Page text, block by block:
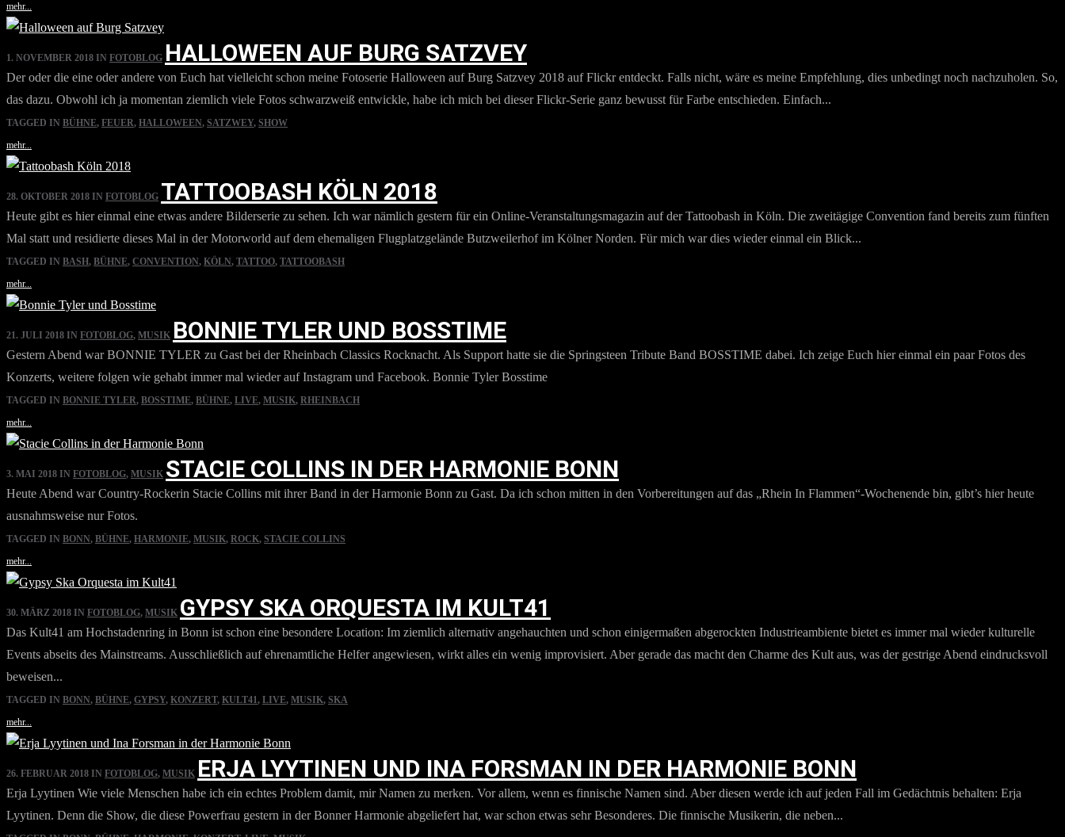
mehr...
1. NOVEMBER 2018 IN FOTOBLOG HALLOWEEN AUF BURG SATZVEY
Der oder die eine oder andere von Euch hat vielleicht schon meine Fotoserie Halloween auf Burg Satzvey 2018 auf Flickr entdeckt. Falls nicht, wäre es meine Empfehlung, dies unbedingt noch nachzuholen. So,
das dazu. Obwohl ich ja momentan ziemlich viele Fotos schwarzweiß entwickle, habe ich mich bei dieser Flickr-Serie ganz bewusst für Farbe entschieden. Einfach...
TAGGED IN BÜHNE, FEUER, HALLOWEEN, SATZWEY, SHOW
mehr...
28. OKTOBER 2018 IN FOTOBLOG TATTOOBASH KÖLN 2018
Heute gibt es hier einmal eine etwas andere Bilderserie zu sehen. Ich war nämlich gestern für ein Online-Veranstaltungsmagazin auf der Tattoobash in Köln. Die zweitägige Convention fand bereits zum fünften
Mal statt und residierte dieses Mal in der Motorworld auf dem ehemaligen Flugplatzgelände Butzweilerhof im Kölner Norden. Für mich war dies wieder einmal ein Blick...
TAGGED IN BASH, BÜHNE, CONVENTION, KÖLN, TATTOO, TATTOOBASH
mehr...
21. JULI 2018 IN FOTOBLOG, MUSIK BONNIE TYLER UND BOSSTIME
Gestern Abend war BONNIE TYLER zu Gast bei der Rheinbach Classics Rocknacht. Als Support hatte sie die Springsteen Tribute Band BOSSTIME dabei. Ich zeige Euch hier einmal ein paar Fotos des
Konzerts, weitere folgen wie gehabt immer mal wieder auf Instagram und Facebook. Bonnie Tyler Bosstime
TAGGED IN BONNIE TYLER, BOSSTIME, BÜHNE, LIVE, MUSIK, RHEINBACH
mehr...
3. MAI 2018 IN FOTOBLOG, MUSIK STACIE COLLINS IN DER HARMONIE BONN
Heute Abend war Country-Rockerin Stacie Collins mit ihrer Band in der Harmonie Bonn zu Gast. Da ich schon mitten in den Vorbereitungen auf das „Rhein In Flammen“-Wochenende bin, gibt’s hier heute
ausnahmsweise nur Fotos.
TAGGED IN BONN, BÜHNE, HARMONIE, MUSIK, ROCK, STACIE COLLINS
mehr...
30. MÄRZ 2018 IN FOTOBLOG, MUSIK GYPSY SKA ORQUESTA IM KULT41
Das Kult41 am Hochstadenring in Bonn ist schon eine besondere Location: Im ziemlich alternativ angehauchten und schon einigermaßen abgerockten Industrieambiente bietet es immer mal wieder kulturelle
Events abseits des Mainstreams. Ausschließlich auf ehrenamtliche Helfer angewiesen, wirkt alles ein wenig improvisiert. Aber gerade das macht den Charme des Kult aus, was der gestrige Abend eindrucksvoll
beweisen...
TAGGED IN BONN, BÜHNE, GYPSY, KONZERT, KULT41, LIVE, MUSIK, SKA
mehr...
26. FEBRUAR 2018 IN FOTOBLOG, MUSIK ERJA LYYTINEN UND INA FORSMAN IN DER HARMONIE BONN
Erja Lyytinen Wie viele Menschen habe ich ein echtes Problem damit, mir Namen zu merken. Vor allem, wenn es finnische Namen sind. Aber diesen werde ich auf jeden Fall im Gedächtnis behalten: Erja
Lyytinen. Denn die Show, die diese Powerfrau gestern in der Bonner Harmonie abgeliefert hat, war schon etwas sehr Besonderes. Die finnische Musikerin, die neben...